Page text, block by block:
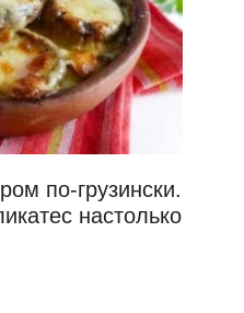
по-грузински.
настолько